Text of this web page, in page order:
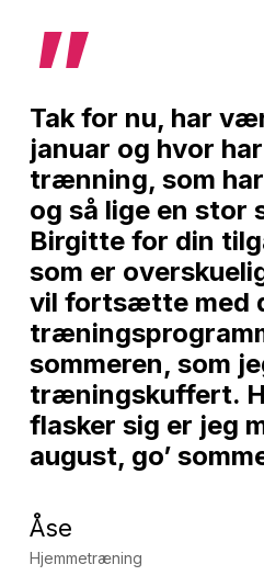
”
Tak for nu, har
januar og hvor
trænning, som
og så lige en stor
Birgitte for din
som er
vil fortsætte med
sommeren, som
træningskuffert.
flasker sig er jeg
august, go’
Åse
Hjemmetræning